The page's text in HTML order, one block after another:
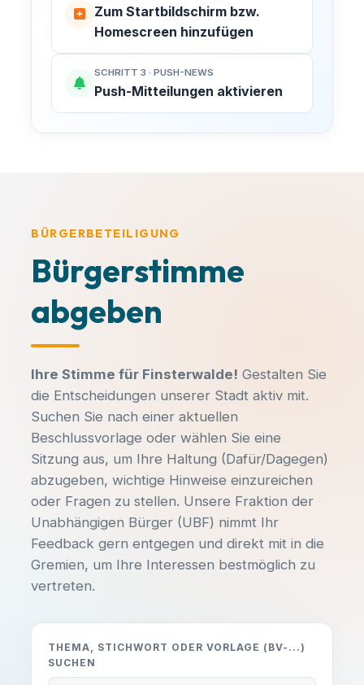
Zum Startbildschirm bzw.
Homescreen hinzufügen
SCHRITT 3 · PUSH-NEWS
Push-Mitteilungen aktivieren
BÜRGERBETEILIGUNG
Bürgerstimme
abgeben
Ihre Stimme für Finsterwalde! Gestalten Sie
die Entscheidungen unserer Stadt aktiv mit.
Suchen Sie nach einer aktuellen
Beschlussvorlage oder wählen Sie eine
Sitzung aus, um Ihre Haltung (Dafür/Dagegen)
abzugeben, wichtige Hinweise einzureichen
oder Fragen zu stellen. Unsere Fraktion der
Unabhängigen Bürger (UBF) nimmt Ihr
Feedback gern entgegen und direkt mit in die
Gremien, um Ihre Interessen bestmöglich zu
vertreten.
THEMA, STICHWORT ODER VORLAGE (BV-...)
SUCHEN